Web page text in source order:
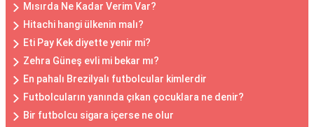
Mısırda Ne Kadar Verim Var?
Hitachi hangi ülkenin malı?
Eti Pay Kek diyette yenir mi?
Zehra Güneş evli mi bekar mı?
En pahalı Brezilyalı futbolcular kimlerdir
Futbolcuların yanında çıkan çocuklara ne denir?
Bir futbolcu sigara içerse ne olur